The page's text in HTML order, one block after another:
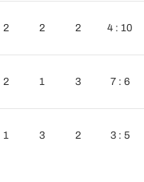
2 2 2 4 : 10
2 1 3 7 : 6
1 3 2 3 : 5